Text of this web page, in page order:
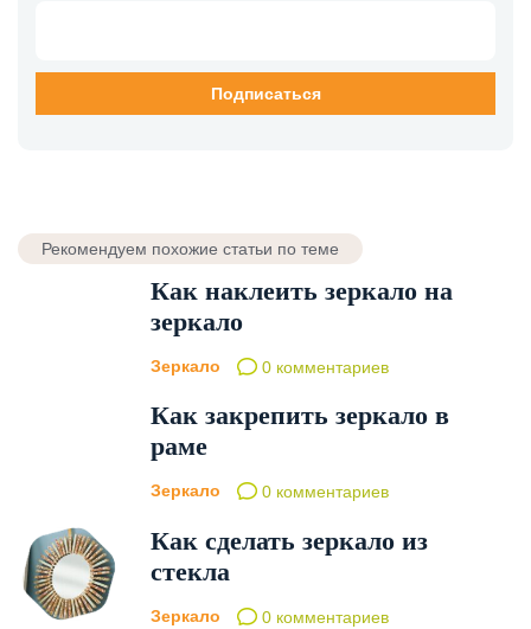
Рекомендуем похожие статьи по теме
Как наклеить зеркало на
зеркало
Зеркало 0 комментариев
Как закрепить зеркало в
раме
Зеркало 0 комментариев
Как сделать зеркало из
стекла
Зеркало 0 комментариев